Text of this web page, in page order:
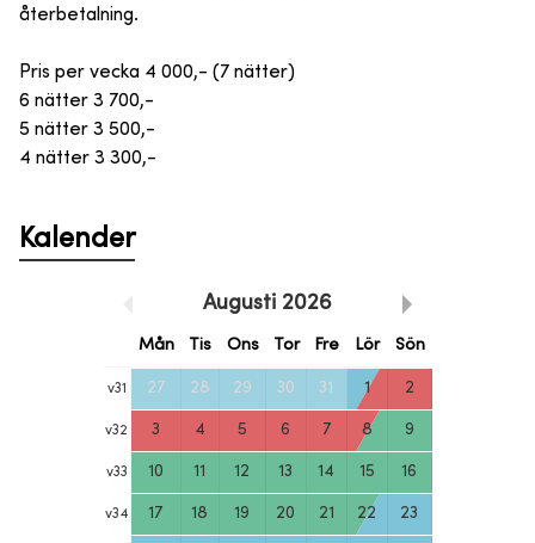
återbetalning.
Pris per vecka 4 000,- (7 nätter)
6 nätter 3 700,-
5 nätter 3 500,-
4 nätter 3 300,-
Kalender
Augusti 2026
Mån Tis Ons Tor Fre Lör Sön
v31 27 28 29 30 31 1 2
v32 3 4 5 6 7 8 9
v33 10 11 12 13 14 15 16
v34 17 18 19 20 21 22 23